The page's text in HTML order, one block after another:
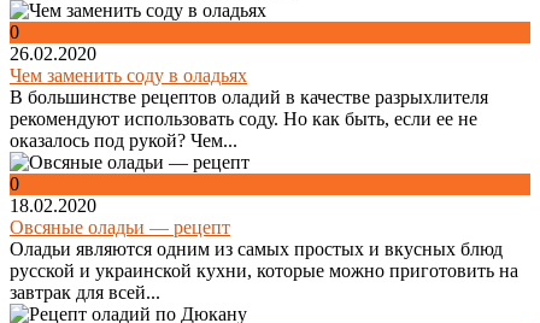
0
26.02.2020
Чем заменить соду в оладьях
В большинстве рецептов оладий в качестве разрыхлителя
рекомендуют использовать соду. Но как быть, если ее не
оказалось под рукой? Чем...
0
18.02.2020
Овсяные оладьи — рецепт
Оладьи являются одним из самых простых и вкусных блюд
русской и украинской кухни, которые можно приготовить на
завтрак для всей...